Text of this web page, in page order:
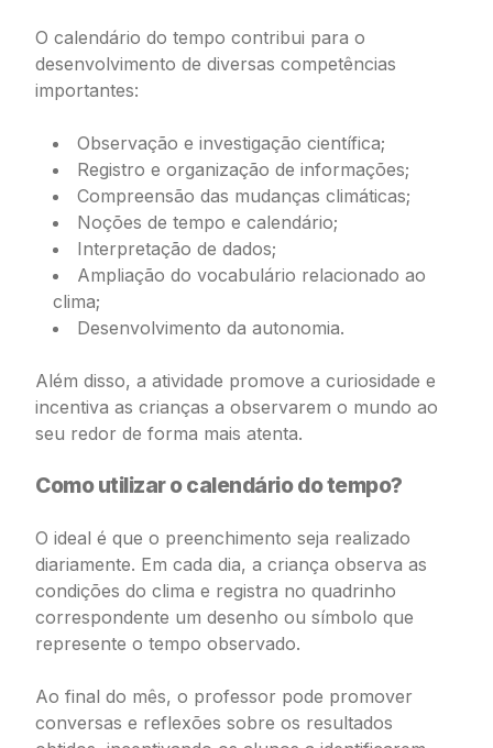
O calendário do tempo contribui para o
desenvolvimento de diversas competências
importantes:
Observação e investigação científica;
Registro e organização de informações;
Compreensão das mudanças climáticas;
Noções de tempo e calendário;
Interpretação de dados;
Ampliação do vocabulário relacionado ao
clima;
Desenvolvimento da autonomia.
Além disso, a atividade promove a curiosidade e
incentiva as crianças a observarem o mundo ao
seu redor de forma mais atenta.
Como utilizar o calendário do tempo?
O ideal é que o preenchimento seja realizado
diariamente. Em cada dia, a criança observa as
condições do clima e registra no quadrinho
correspondente um desenho ou símbolo que
represente o tempo observado.
Ao final do mês, o professor pode promover
conversas e reflexões sobre os resultados